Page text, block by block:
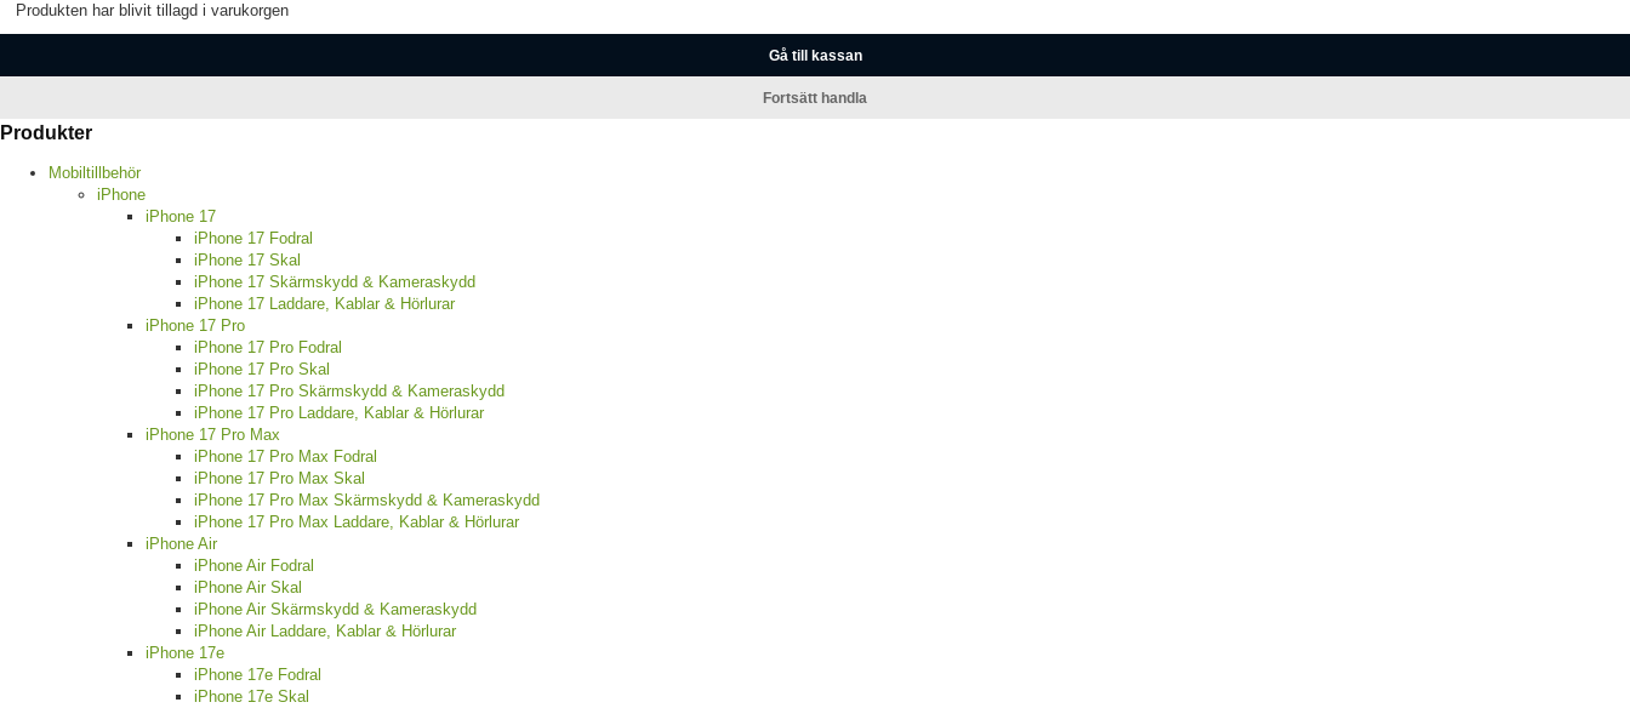
Produkten har blivit tillagd i varukorgen
Gå till kassan
Fortsätt handla
Produkter
Mobiltillbehör
iPhone
iPhone 17
iPhone 17 Fodral
iPhone 17 Skal
iPhone 17 Skärmskydd & Kameraskydd
iPhone 17 Laddare, Kablar & Hörlurar
iPhone 17 Pro
iPhone 17 Pro Fodral
iPhone 17 Pro Skal
iPhone 17 Pro Skärmskydd & Kameraskydd
iPhone 17 Pro Laddare, Kablar & Hörlurar
iPhone 17 Pro Max
iPhone 17 Pro Max Fodral
iPhone 17 Pro Max Skal
iPhone 17 Pro Max Skärmskydd & Kameraskydd
iPhone 17 Pro Max Laddare, Kablar & Hörlurar
iPhone Air
iPhone Air Fodral
iPhone Air Skal
iPhone Air Skärmskydd & Kameraskydd
iPhone Air Laddare, Kablar & Hörlurar
iPhone 17e
iPhone 17e Fodral
iPhone 17e Skal